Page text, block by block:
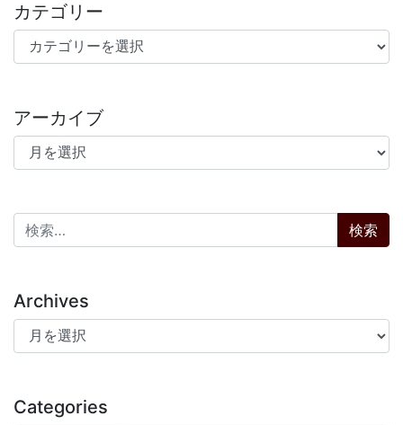
カテゴリー
カテゴリー
アーカイブ
アーカイブ
検索:
Archives
Archives
Categories